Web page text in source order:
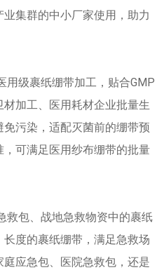
集群的中小厂家使用，助力
级裹纸绷带加工，贴合GMP
加工、医用耗材企业批量生
污染，适配灭菌前的绷带预
可满足医用纱布绷带的批量
救包、战地急救物资中的裹纸
度的裹纸绷带，满足急救场
应急包、医院急救包，还是